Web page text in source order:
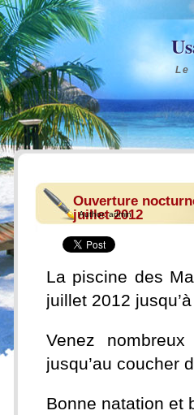
Le
Ouverture
juillet 2012
Author:admin
La piscine des
juillet 2012
Venez
jusqu’au coucher
Bonne natation et